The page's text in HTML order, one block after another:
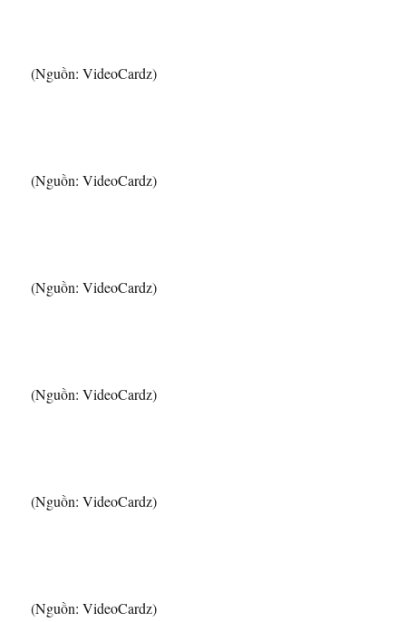
(Nguồn: VideoCardz)
(Nguồn: VideoCardz)
(Nguồn: VideoCardz)
(Nguồn: VideoCardz)
(Nguồn: VideoCardz)
(Nguồn: VideoCardz)